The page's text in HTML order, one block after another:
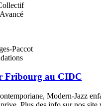
Paccot
Fribourg au CIDC
Modern-Jazz